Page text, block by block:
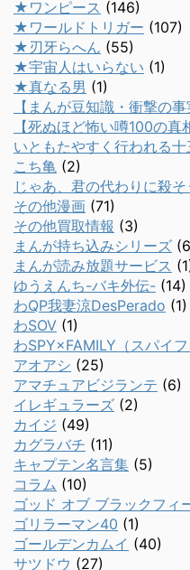
★ワンピース (146)
★ワールドトリガー (107)
★刃牙らへん (55)
★宇宙人はいらない (1)
★真なる男 (1)
【まんが豆知識・衝撃の事
【死ぬほど怖い噂100の真
いともたやすく行われる
こち亀 (2)
じゃあ、君の代わりに殺
その他漫画 (71)
その他買取情報 (3)
まんが持ち込みシリーズ
まんが読み放題サービス
ゆうえんち-バキ外伝- (14)
わQP我妻涼DesPerado (1)
わSOV (1)
わSPY×FAMILY（スパイフ
アオアシ (25)
アマチュアビジランテ (6)
イレギュラーズ (2)
カイジ (49)
カグラバチ (11)
キャプテン名言集 (5)
コラム (10)
ゴッド オブ ブラックフィ
ゴリラーマン40 (1)
ゴールデンカムイ (40)
サツドウ (27)